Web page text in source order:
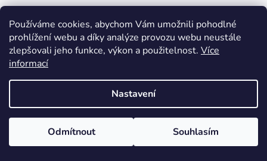
Používáme cookies, abychom Vám umožnili pohodlné
prohlížení webu a díky analýze provozu webu neustále
zlepšovali jeho funkce, výkon a použitelnost. Více
informací
Nastavení
Odmítnout Souhlasím